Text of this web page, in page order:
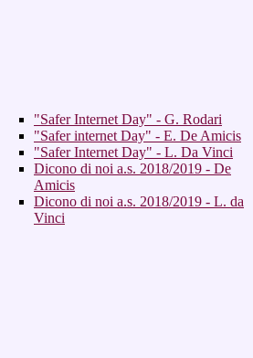
"Safer Internet Day" - G. Rodari
"Safer internet Day" - E. De Amicis
"Safer Internet Day" - L. Da Vinci
Dicono di noi a.s. 2018/2019 - De
Amicis
Dicono di noi a.s. 2018/2019 - L. da
Vinci